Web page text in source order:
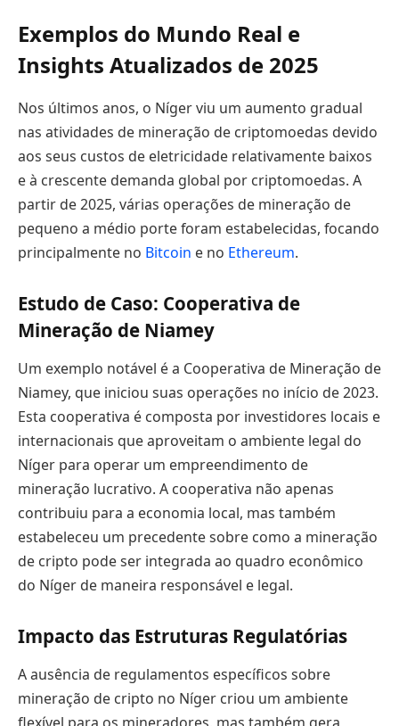
Exemplos do Mundo Real e
Insights Atualizados de 2025
Nos últimos anos, o Níger viu um aumento gradual
nas atividades de mineração de criptomoedas devido
aos seus custos de eletricidade relativamente baixos
e à crescente demanda global por criptomoedas. A
partir de 2025, várias operações de mineração de
pequeno a médio porte foram estabelecidas, focando
principalmente no Bitcoin e no Ethereum.
Estudo de Caso: Cooperativa de
Mineração de Niamey
Um exemplo notável é a Cooperativa de Mineração de
Niamey, que iniciou suas operações no início de 2023.
Esta cooperativa é composta por investidores locais e
internacionais que aproveitam o ambiente legal do
Níger para operar um empreendimento de
mineração lucrativo. A cooperativa não apenas
contribuiu para a economia local, mas também
estabeleceu um precedente sobre como a mineração
de cripto pode ser integrada ao quadro econômico
do Níger de maneira responsável e legal.
Impacto das Estruturas Regulatórias
A ausência de regulamentos específicos sobre
mineração de cripto no Níger criou um ambiente